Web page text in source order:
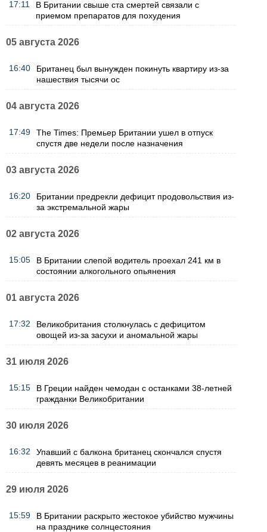
17:11
В Британии свыше ста смертей связали с
приемом препаратов для похудения
05 августа 2026
16:40
Британец был вынужден покинуть квартиру из-за
нашествия тысячи ос
04 августа 2026
17:49
The Times: Премьер Британии ушел в отпуск
спустя две недели после назначения
03 августа 2026
16:20
Британии предрекли дефицит продовольствия из-
за экстремальной жары
02 августа 2026
15:05
В Британии слепой водитель проехал 241 км в
состоянии алкогольного опьянения
01 августа 2026
17:32
Великобритания столкнулась с дефицитом
овощей из-за засухи и аномальной жары
31 июля 2026
15:15
В Греции найден чемодан с останками 38-летней
гражданки Великобритании
30 июля 2026
16:32
Упавший с балкона британец скончался спустя
девять месяцев в реанимации
29 июля 2026
15:59
В Британии раскрыто жестокое убийство мужчины
на празднике солнцестояния